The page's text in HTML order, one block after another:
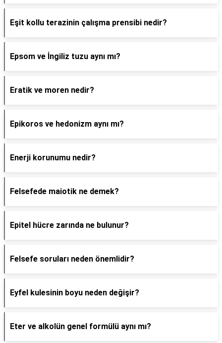
Eşit kollu terazinin çalışma prensibi nedir?
Epsom ve İngiliz tuzu aynı mı?
Eratik ve moren nedir?
Epikoros ve hedonizm aynı mı?
Enerji korunumu nedir?
Felsefede maiotik ne demek?
Epitel hücre zarında ne bulunur?
Felsefe soruları neden önemlidir?
Eyfel kulesinin boyu neden değişir?
Eter ve alkolün genel formülü aynı mı?